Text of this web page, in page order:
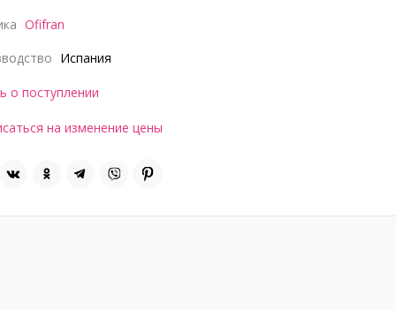
Ofifran
Испания
о поступлении
на изменение цены